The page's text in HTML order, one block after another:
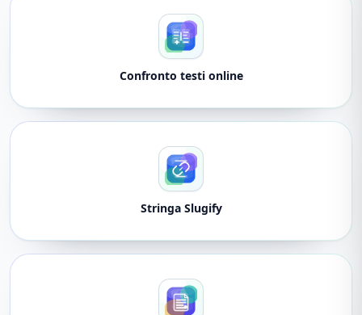
Confronto testi online
Stringa Slugify